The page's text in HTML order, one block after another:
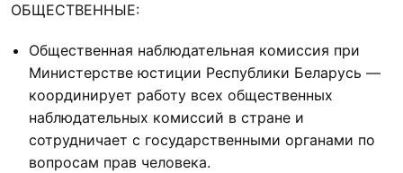
ОБЩЕСТВЕННЫЕ:
Общественная наблюдательная комиссия при
Министерстве юстиции Республики Беларусь —
координирует работу всех общественных
наблюдательных комиссий в стране и
сотрудничает с государственными органами по
вопросам прав человека.